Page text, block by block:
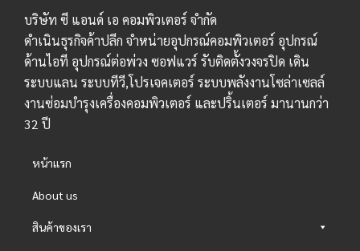
บริษัท ซี แอนด์ เอ คอมพิวเตอร์ จำกัด
ดำเนินธุรกิจค้าปลีก จำหน่ายอุปกรณ์คอมพิวเตอร์ อุปกรณ์
ด้านไอที อุปกรณ์ต่อพ่วง ซอฟแวร์ รับติดตั้งวงจรปิด เดิน
ระบบแลน ระบบทีวี,โปรเจคเตอร์ ระบบพลังงานโซล่าเซลล์
งานซ่อมบำรุงเครื่องคอมพิวเตอร์ และปริ้นเตอร์ มานานกว่า
32 ปี
หน้าแรก
About us
สินค้าของเรา